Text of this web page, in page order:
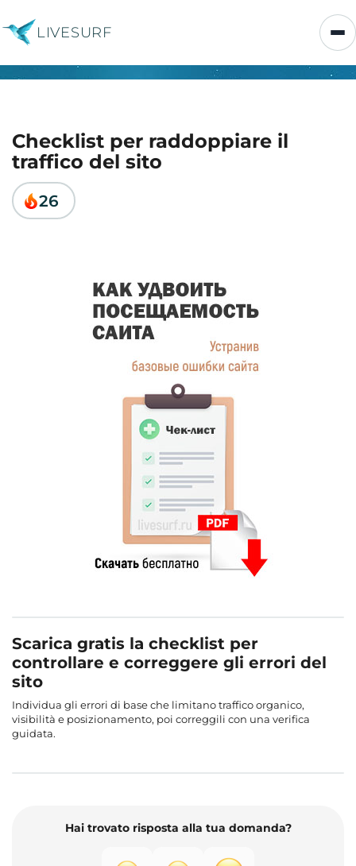
LIVESURF
Checklist per raddoppiare il
traffico del sito
26
Scarica gratis la checklist per
controllare e correggere gli errori del
sito
Individua gli errori di base che limitano traffico organico,
visibilità e posizionamento, poi correggili con una verifica
guidata.
Hai trovato risposta alla tua domanda?